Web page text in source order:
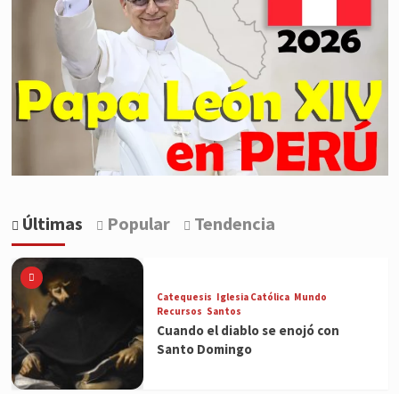
Últimas Popular Tendencia
Catequesis Iglesia Católica Mundo
Recursos Santos
Cuando el diablo se enojó con
Santo Domingo